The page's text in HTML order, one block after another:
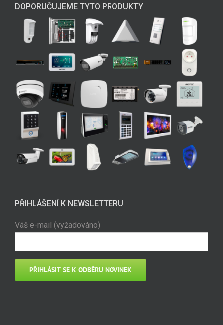
DOPORUČUJEME TYTO PRODUKTY
PŘIHLÁŠENÍ K NEWSLETTERU
Váš e-mail (vyžadováno)